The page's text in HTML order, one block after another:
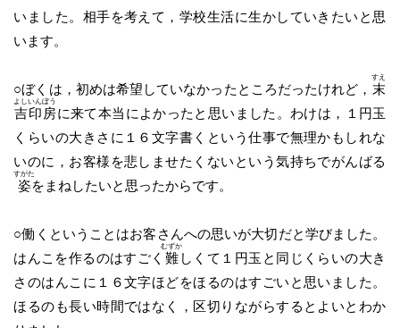
いました。相手を考えて，学校生活に生かしていきたいと思
います。
○ぼくは，初めは希望していなかったところだったけれど， 末
すえ
吉
よし
印
いん
房
ぼう
に来て本当によかったと思いました。わけは，１円玉
くらいの大きさに１６文字書くという仕事で無理かもしれな
いのに，お客様を悲しませたくないという気持ちでがんばる
姿
すがた
をまねしたいと思ったからです。
○働くということはお客さんへの思いが大切だと学びました。
はんこを作るのはすごく 難
むずか
しくて１円玉と同じくらいの大き
さのはんこに１６文字ほどをほるのはすごいと思いました。
ほるのも長い時間ではなく，区切りながらするとよいとわか